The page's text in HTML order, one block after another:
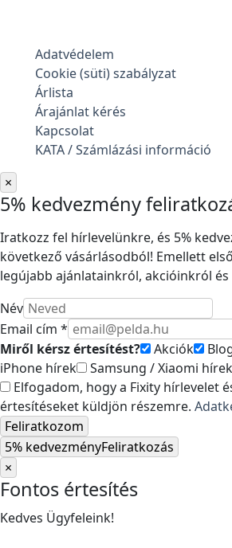
Adatvédelem
Cookie (süti) szabályzat
Árlista
Árajánlat kérés
Kapcsolat
KATA / Számlázási információ
×
5% kedvezmény
Iratkozz fel hírlevelünkre, és 5%
következő vásárlásodból! Emellett
legújabb ajánlatainkról, akcióinkról
Név
Email cím *
Miről kérsz értesítést?
Akciók
iPhone hírek
Samsung / Xiaomi hírek
Elfogadom, hogy a Fixity hírlevelet
értesítéseket küldjön részemre.
Feliratkozom
5% kedvezményFeliratkozás
×
Fontos értesítés
Kedves Ügyfeleink!